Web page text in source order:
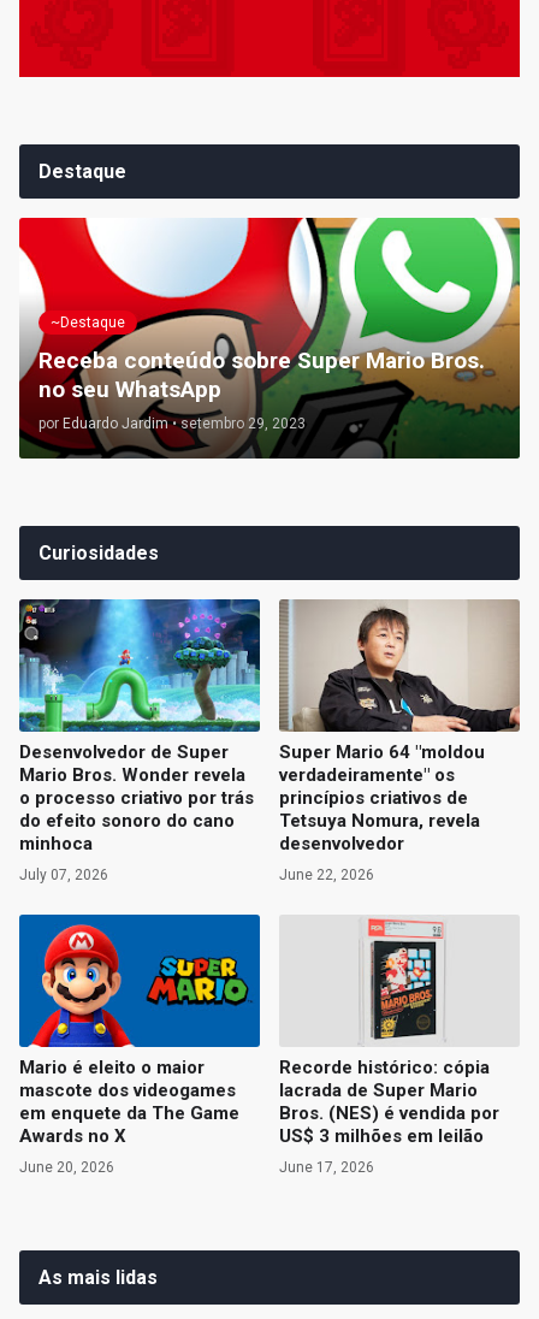
Destaque
~Destaque
Receba conteúdo sobre Super Mario Bros.
no seu WhatsApp
por Eduardo Jardim • setembro 29, 2023
Curiosidades
Desenvolvedor de Super
Mario Bros. Wonder revela
o processo criativo por trás
do efeito sonoro do cano
minhoca
July 07, 2026
Super Mario 64 "moldou
verdadeiramente" os
princípios criativos de
Tetsuya Nomura, revela
desenvolvedor
June 22, 2026
Mario é eleito o maior
mascote dos videogames
em enquete da The Game
Awards no X
June 20, 2026
Recorde histórico: cópia
lacrada de Super Mario
Bros. (NES) é vendida por
US$ 3 milhões em leilão
June 17, 2026
As mais lidas